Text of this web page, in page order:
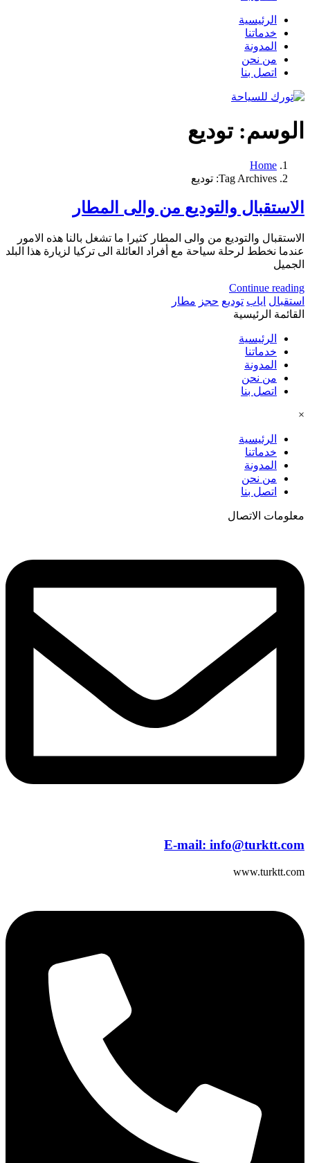
الرئيسية
خدماتنا
المدونة
من نحن
اتصل بنا
الوسم:توديع
Home
Tag Archives: توديع
الاستقبال والتوديع من والى المطار
الاستقبال والتوديع من والى المطار كثيرا ما تشغل بالنا هذه الامور
عندما نخطط لرحلة سياحة مع أفراد العائلة الى تركيا لزيارة هذا البلد
الجميل
Continue reading
استقبال اياب توديع حجز مطار
القائمة الرئيسية
الرئيسية
خدماتنا
المدونة
من نحن
اتصل بنا
×
الرئيسية
خدماتنا
المدونة
من نحن
اتصل بنا
معلومات الاتصال
E-mail: info@turktt.com
www.turktt.com